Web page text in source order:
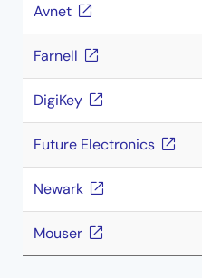
Avnet
Farnell
DigiKey
Future Electronics
Newark
Mouser